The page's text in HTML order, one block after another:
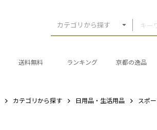
カテゴリから探す
送料無料 ランキング 京都の逸品
カテゴリから探す 日用品・生活用品 スポ